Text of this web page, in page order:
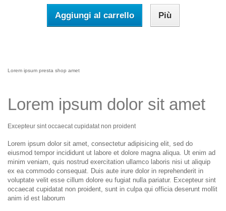
Aggiungi al carrello Più
Lorem ipsum presta shop amet
Lorem ipsum dolor sit amet
Excepteur sint occaecat cupidatat non proident
Lorem ipsum dolor sit amet, consectetur adipisicing elit, sed do
eiusmod tempor incididunt ut labore et dolore magna aliqua. Ut enim ad
minim veniam, quis nostrud exercitation ullamco laboris nisi ut aliquip
ex ea commodo consequat. Duis aute irure dolor in reprehenderit in
voluptate velit esse cillum dolore eu fugiat nulla pariatur. Excepteur sint
occaecat cupidatat non proident, sunt in culpa qui officia deserunt mollit
anim id est laborum